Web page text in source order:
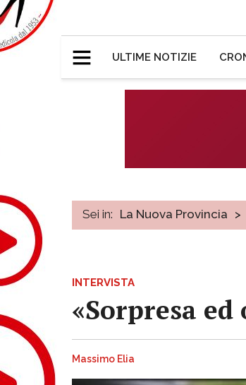
ULTIME NOTIZIE
Sei in: La Nuova Provincia >
INTERVISTA
«Sorpresa
Massimo Elia